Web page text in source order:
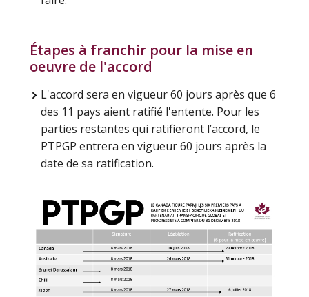
Étapes à franchir pour la mise en
oeuvre de l'accord
L'accord sera en vigueur 60 jours après que 6
des 11 pays aient ratifié l'entente. Pour les
parties restantes qui ratifieront l’accord, le
PTPGP entrera en vigueur 60 jours après la
date de sa ratification.